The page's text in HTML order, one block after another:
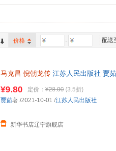
价格 - 配送
马克昌 倪朝龙传 江苏人民出版社 贾
¥9.80 定价： ¥28.00 (3.5折)
新华书店辽宁旗舰店
贾茹著 /2021-10-01 /江苏人民出版社